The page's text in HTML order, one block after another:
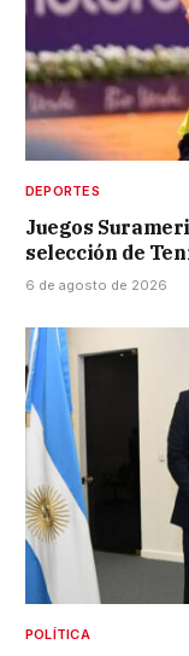
DEPORTES
Juegos
selección de
6 de agosto de 2026
POLÍTICA